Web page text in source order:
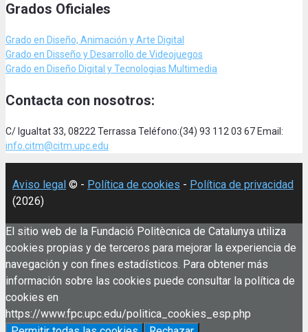
Grados Oficiales
Grado en Diseño, Animación y Arte Digital
Grado en Disseño y Desarrollo de Videojuegos
Grado en Diseño Digital y Tecnologias Multimedia
Contacta con nosotros:
C/ Igualtat 33, 08222 Terrassa Teléfono:(34) 93 112 03 67 Email:
info.citm@citm.upc.edu
Aviso legal © - Política de cookies - Política de privacidad
(2026)
El sitio web de la Fundació Politècnica de Catalunya utiliza
cookies propias y de terceros para mejorar la experiencia de
navegación y con fines estadísticos. Para obtener más
información sobre las cookies puede consultar la política de
cookies en
https://www.fpc.upc.edu/politica_cookies_esp.php